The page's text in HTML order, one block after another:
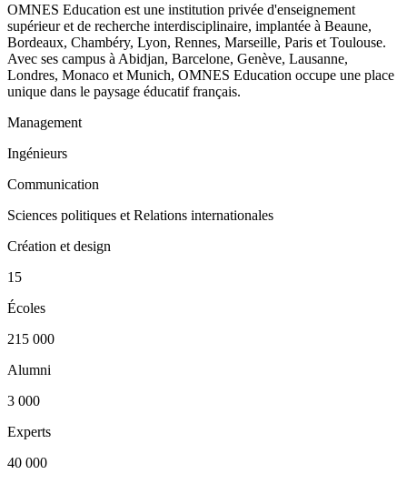
OMNES Education est une institution privée d'enseignement
supérieur et de recherche interdisciplinaire, implantée à Beaune,
Bordeaux, Chambéry, Lyon, Rennes, Marseille, Paris et Toulouse.
Avec ses campus à Abidjan, Barcelone, Genève, Lausanne,
Londres, Monaco et Munich, OMNES Education occupe une place
unique dans le paysage éducatif français.
Management
Ingénieurs
Communication
Sciences politiques et Relations internationales
Création et design
15
Écoles
215 000
Alumni
3 000
Experts
40 000